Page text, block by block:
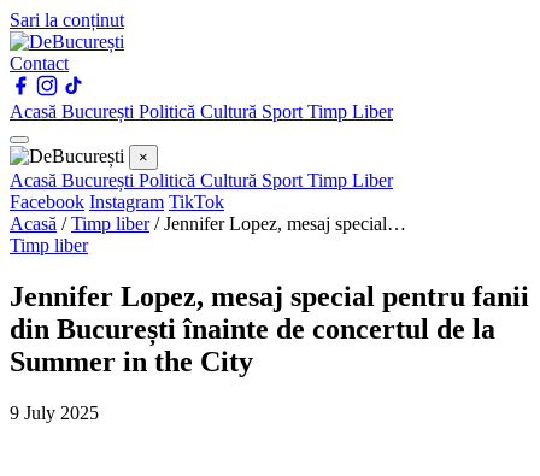
Sari la conținut
Contact
Acasă București Politică Cultură Sport Timp Liber
×
Acasă București Politică Cultură Sport Timp Liber
Facebook Instagram TikTok
Acasă /Timp liber /Jennifer Lopez, mesaj special…
Timp liber
Jennifer Lopez, mesaj special pentru fanii
din București înainte de concertul de la
Summer in the City
9 July 2025